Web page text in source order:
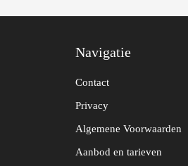
Navigatie
Contact
Privacy
Algemene Voorwaarden
Aanbod en tarieven